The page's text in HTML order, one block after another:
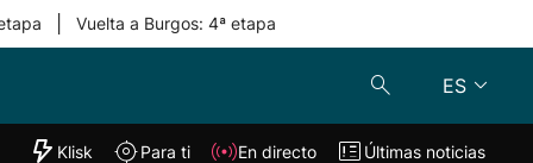
Vuelta a Burgos: 4ª etapa
ES
"Helmuga"
Klisk Para ti En directo Últimas noticias